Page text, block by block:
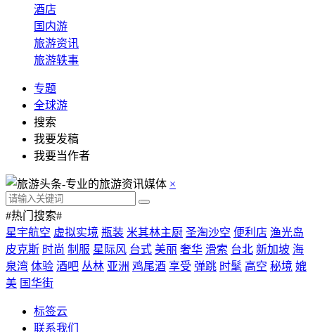
酒店
国内游
旅游资讯
旅游轶事
专题
全球游
搜索
我要发稿
我要当作者
×
#热门搜索#
星宇航空 虚拟实境 瓶装 米其林主厨 圣淘沙空 便利店 渔光岛
皮克斯 时尚 制服 星际风 台式 美丽 奢华 滑索 台北 新加坡 海
泉湾 体验 酒吧 丛林 亚洲 鸡尾酒 享受 弹跳 时髦 高空 秘境 媲
美 国华街
标签云
联系我们